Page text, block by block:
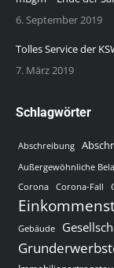
6. September 2019
Tolles Service der
7. März 2019
Schlagwörter
Abschreibung
Außergewöhnliche
Corona Corona-Fall
Gebäude